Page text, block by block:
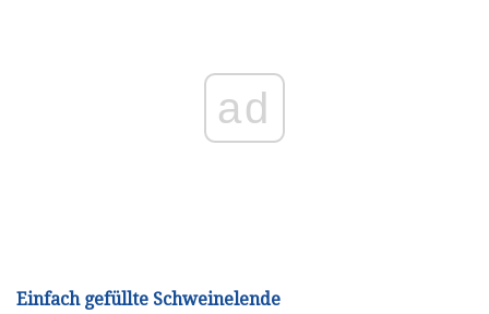
ad
Einfach gefüllte Schweinelende